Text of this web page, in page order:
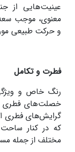
عینیت‌هایی از
معنوی، موجب
و حرکت طبیعی
فطرت و تکامل
رنگ خاص و
خصلت‌های فطری
گرایش‌های فطری
که در کنار
مختلف از جمله